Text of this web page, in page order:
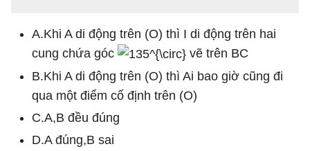
A.Khi A di động trên (O) thì I di động trên hai
cung chứa góc
vẽ trên BC
B.Khi A di động trên (O) thì Ai bao giờ cũng đi
qua một điểm cố định trên (O)
C.A,B đều đúng
D.A đúng,B sai